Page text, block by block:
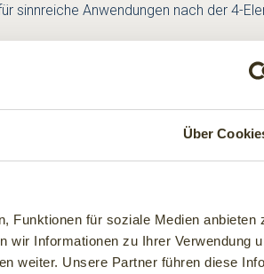
Über
Funktionen für soziale Medien anbieten
wir Informationen zu Ihrer Verwendung
weiter. Unsere Partner führen diese
sinnreiche Anwendungen nach der 4-
die heimelige Atmosphäre! Extra-
Rahmen für Ihr Wohlgefühl!
auf die umliegende Bayerwaldidylle.